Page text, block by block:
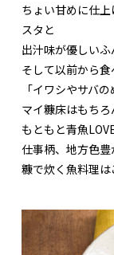
ちょい甘めに仕
スタと
出汁味が優しいふ
そして以前から食
「イワシやサバ
マイ糠床はもち
もともと青魚
仕事柄、地方色
糠で炊く魚料理は